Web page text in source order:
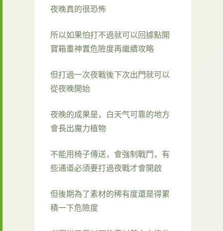
夜晚真的很恐怖
所以如果怕打不過就可以回據點開
寶箱重神置危險度再繼續攻略
但打過一次夜戰後下次出門就可以
從夜晚開始
夜晚的成果是，白天气可靠的地方
會長出魔力植物
不能用椅子傳送，會強制戰鬥，有
些通道必須要打過夜戰才會開啟
但後期為了素材的稀有度還是得累
積一下危險度